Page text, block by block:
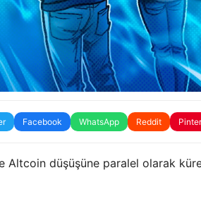
Facebook WhatsApp Reddit
Altcoin düşüşüne paralel olarak